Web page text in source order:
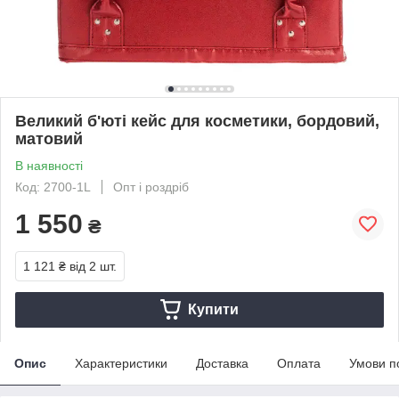
Великий б'юті кейс для косметики, бордовий,
матовий
В наявності
Код: 2700-1L
Опт і роздріб
1 550 ₴
1 121 ₴ від 2 шт.
Купити
Опис Характеристики Доставка Оплата Умови